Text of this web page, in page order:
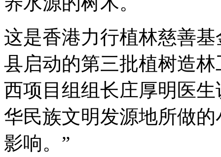
这是香港力行植林慈善
县启动的第三批植树造
西项目组组长庄厚明医
华民族文明发源地所做
影响。”